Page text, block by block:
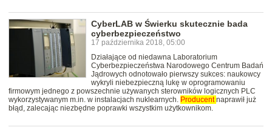
CyberLAB w Świerku skutecznie bada
cyberbezpieczeństwo
17 października 2018, 05:00
Działające od niedawna Laboratorium
Cyberbezpieczeństwa Narodowego Centrum Badań
Jądrowych odnotowało pierwszy sukces: naukowcy
wykryli niebezpieczną lukę w oprogramowaniu
firmowym jednego z powszechnie używanych sterowników logicznych PLC
wykorzystywanym m.in. w instalacjach nuklearnych. Producentnaprawił już
błąd, zalecając niezbędne poprawki wszystkim użytkownikom.